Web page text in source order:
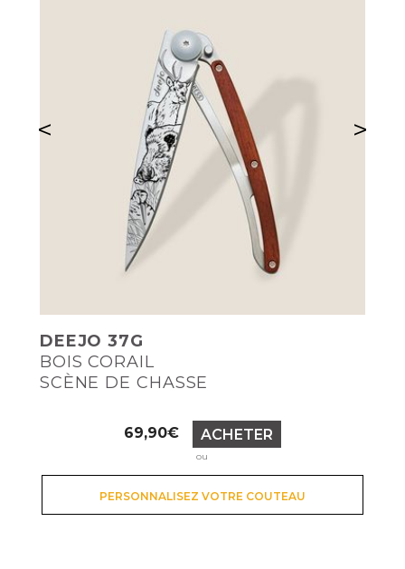
DEEJO 37G
BOIS CORAIL
SCÈNE DE CHASSE
Prix
69,90€ ACHETER
ou
PERSONNALISEZ VOTRE COUTEAU
< >